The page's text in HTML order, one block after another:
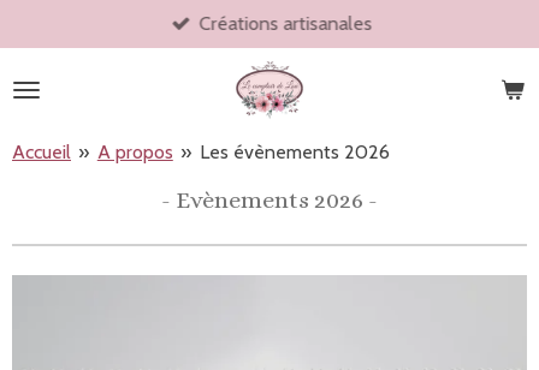
au
contenu
Créations artisanales
Accueil » A propos » Les évènements 2026
- Evènements 2026 -